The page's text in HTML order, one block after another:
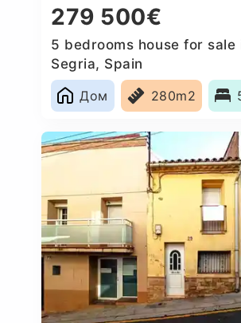
279 500€
5 bedrooms house for sale
Segria, Spain
Дом
280m2